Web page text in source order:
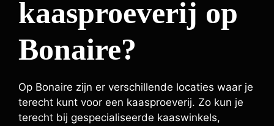
kaasproeverij op
Bonaire?
Op Bonaire zijn er verschillende locaties waar je
terecht kunt voor een kaasproeverij. Zo kun je
terecht bij gespecialiseerde kaaswinkels,